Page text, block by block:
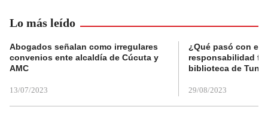
Lo más leído
Abogados señalan como irregulares
convenios ente alcaldía de Cúcuta y
AMC
13/07/2023
¿Qué pasó con el
responsabilidad
biblioteca de
29/08/2023